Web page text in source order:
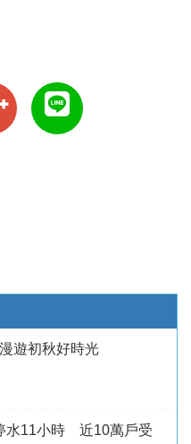
遊初秋好時光
水11小時 近10萬戶受